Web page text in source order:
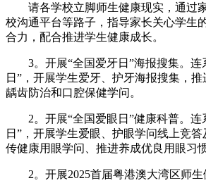
请各学校立脚师生健康现实，通过
校沟通平台等路子，指导家长关心学生
合力，配合推进学生健康成长。
3。开展“全国爱牙日”海报搜集。连
日”，开展学生爱牙、护牙海报搜集，推
龋齿防治和口腔保健学问。
2。开展“全国爱眼日”健康科普。连
日”，开展学生爱眼、护眼学问线上竞
传健康用眼学问、推进养成优良用眼习惯
2。开展2025首届粤港澳大湾区师生